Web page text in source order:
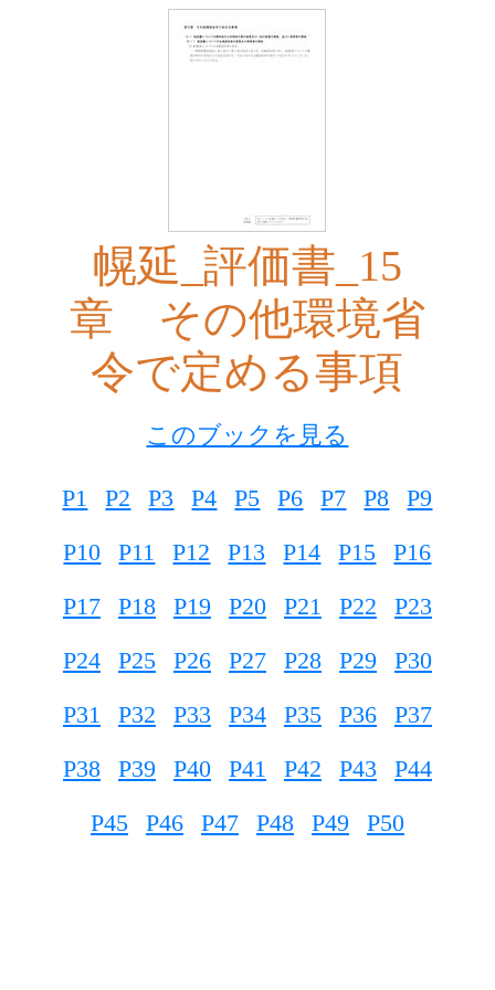
幌延_評価書_15
章 その他環境省
令で定める事項
このブックを見る
P1 P2 P3 P4 P5 P6 P7 P8
P9
P10
P11 P12 P13 P14 P15
P16
P17
P18 P19 P20 P21 P22
P23
P24
P25 P26 P27 P28 P29
P30
P31
P32 P33 P34 P35 P36
P37
P38
P39 P40 P41 P42 P43
P44
P45
P46 P47 P48 P49 P50